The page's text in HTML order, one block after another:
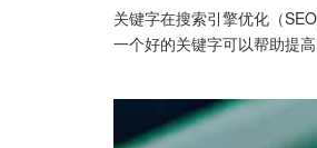
关键字在搜索引擎优化（
一个好的关键字可以帮助提